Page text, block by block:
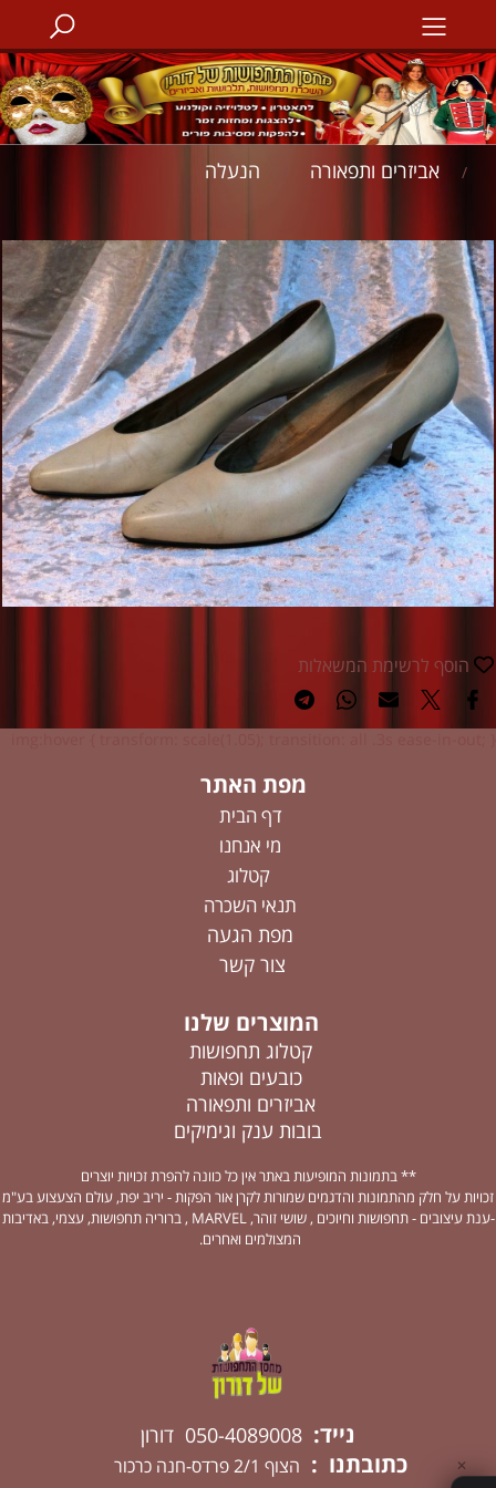
/ אביזרים ותפאורה הנעלה
הוסף לרשימת המשאלות
מפת האתר
דף הבית
מי אנחנו
קטלוג
תנאי השכרה
מפת הגעה
צור קשר
המוצרים שלנו
קטלוג תחפושות
כובעים ופאות
אביזרים ותפאורה
בובות ענק וגימיקים
** בתמונות המופיעות באתר אין כל כוונה להפרת זכויות יוצרים
זכויות על חלק מהתמונות והדגמים שמורות לקרן אור הפקות - יריב יפת, עולם הצעצוע בע"מ
-ענת עיצובים - תחפושות וחיוכים , שושי זוהר, MARVEL , ברוריה תחפושות, עצמי, באדיבות
המצולמים ואחרים.
נייד: 050-4089008 דורון
כתובתנו : הצוף 2/1 פרדס-חנה כרכור ✕